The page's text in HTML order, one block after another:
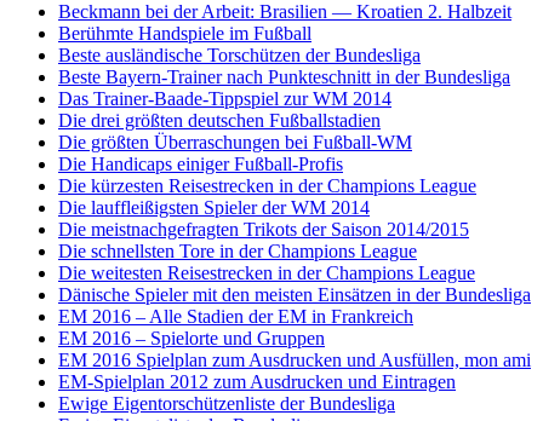
Beckmann bei der Arbeit: Brasilien — Kroatien 2. Halbzeit
Berühmte Handspiele im Fußball
Beste ausländische Torschützen der Bundesliga
Beste Bayern-Trainer nach Punkteschnitt in der Bundesliga
Das Trainer-Baade-Tippspiel zur WM 2014
Die drei größten deutschen Fußballstadien
Die größten Überraschungen bei Fußball-WM
Die Handicaps einiger Fußball-Profis
Die kürzesten Reisestrecken in der Champions League
Die lauffleißigsten Spieler der WM 2014
Die meistnachgefragten Trikots der Saison 2014/2015
Die schnellsten Tore in der Champions League
Die weitesten Reisestrecken in der Champions League
Dänische Spieler mit den meisten Einsätzen in der Bundesliga
EM 2016 – Alle Stadien der EM in Frankreich
EM 2016 – Spielorte und Gruppen
EM 2016 Spielplan zum Ausdrucken und Ausfüllen, mon ami
EM-Spielplan 2012 zum Ausdrucken und Eintragen
Ewige Eigentorschützenliste der Bundesliga